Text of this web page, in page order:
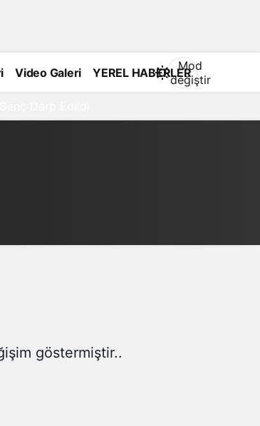
Video Galeri YEREL HABERLERMod
değiştir
Gece Modu
göstermiştir..